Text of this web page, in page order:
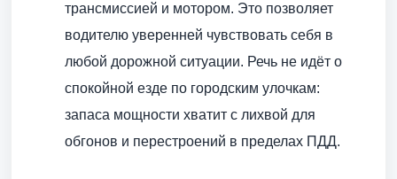
трансмиссией и мотором. Это позволяет
водителю уверенней чувствовать себя в
любой дорожной ситуации. Речь не идёт о
спокойной езде по городским улочкам:
запаса мощности хватит с лихвой для
обгонов и перестроений в пределах ПДД.